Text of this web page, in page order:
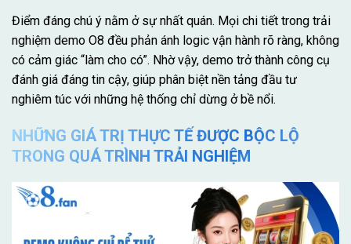
Điểm đáng chú ý nằm ở sự nhất quán. Mọi chi tiết trong trải
nghiệm demo O8 đều phản ánh logic vận hành rõ ràng, không
có cảm giác “làm cho có”. Nhờ vậy, demo trở thành công cụ
đánh giá đáng tin cậy, giúp phân biệt nền tảng đầu tư
nghiêm túc với những hệ thống chỉ dừng ở bề nổi.
NHỮNG GIÁ TRỊ THỰC TẾ ĐƯỢC BỘC LỘ
TRONG QUÁ TRÌNH TRẢI NGHIỆM